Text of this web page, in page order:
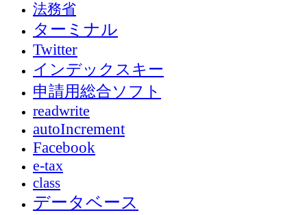
法務省
ターミナル
Twitter
インデックスキー
申請用総合ソフト
readwrite
autoIncrement
Facebook
e-tax
class
データベース